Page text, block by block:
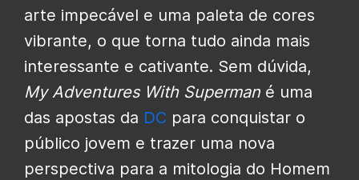
arte impecável e uma paleta de cores
vibrante, o que torna tudo ainda mais
interessante e cativante. Sem dúvida,
My Adventures With Superman é uma
das apostas da DC para conquistar o
público jovem e trazer uma nova
perspectiva para a mitologia do Homem